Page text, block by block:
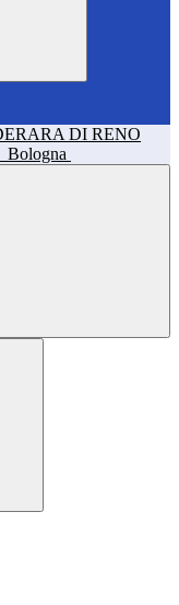
Bologna